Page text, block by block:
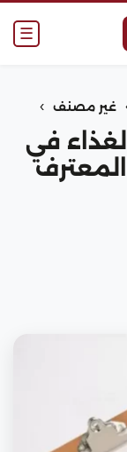
☰
غير مصنف ›
في